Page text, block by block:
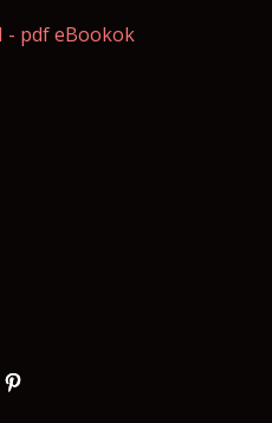
- pdf eBookok